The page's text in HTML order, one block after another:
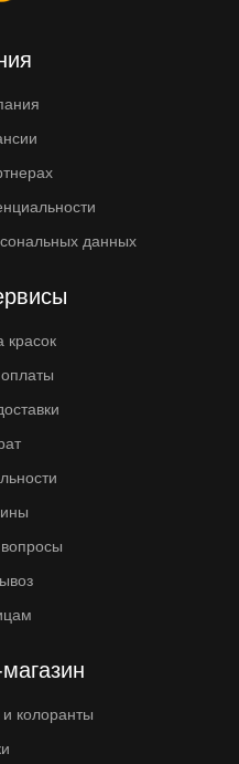
данных
красок
колоранты